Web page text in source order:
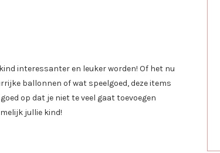
interessanter en leuker worden! Of het nu
ballonnen of wat speelgoed, deze items
op dat je niet te veel gaat toevoegen
jullie kind!